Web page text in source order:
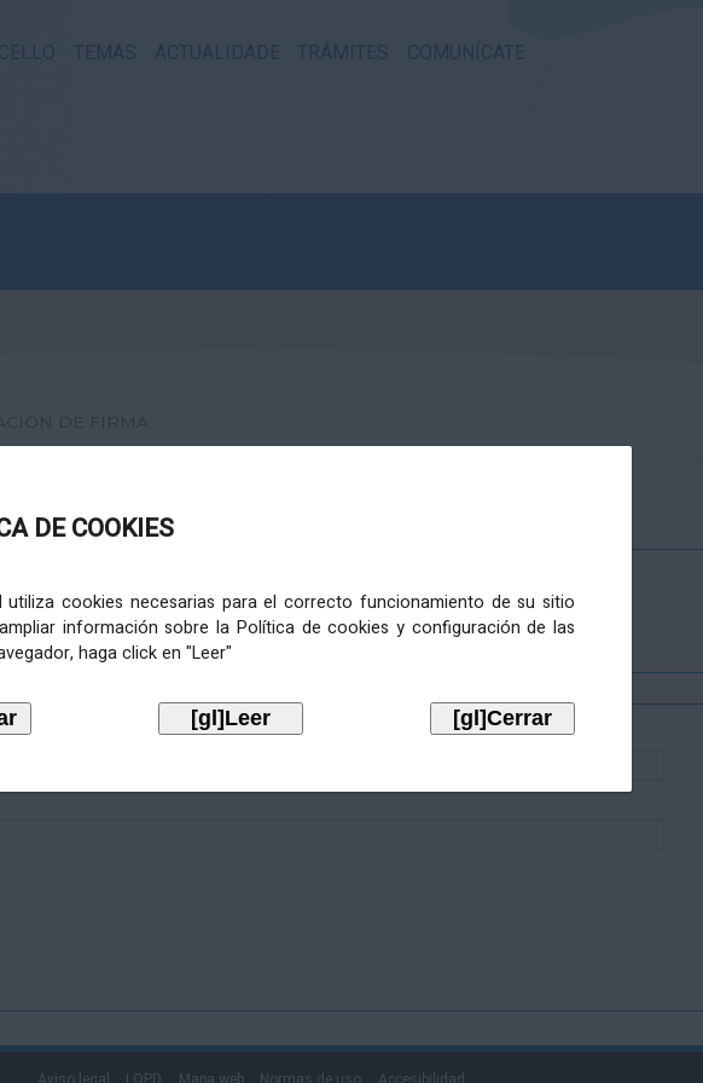
TEMAS ACTUALIDADE TRÁMITES COMUNÍCATE
DE COOKIES
utiliza cookies necesarias para el correcto funcionamiento de su sitio
información sobre la Política de cookies y configuración de las
haga click en "Leer"
DE FIRMA
Aviso legal LOPD Mapa web Normas de uso Accesibilidad